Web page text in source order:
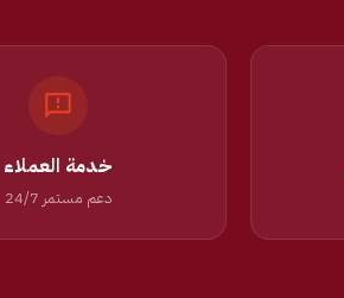
خدمة العملاء
دعم مستمر 24/7